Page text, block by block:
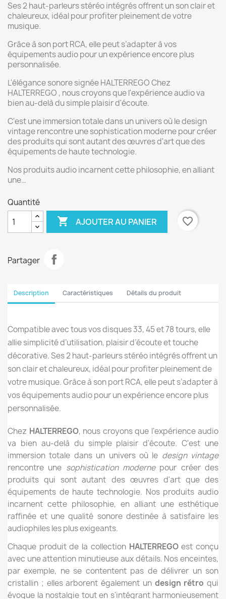
Ses 2 haut-parleurs stéréo intégrés offrent un son clair et
chaleureux, idéal pour profiter pleinement de votre
musique.
Grâce à son port RCA, elle peut s’adapter à vos
équipements audio pour un expérience encore plus
personnalisée.
L'élégance sonore signée HALTERREGO Chez
HALTERREGO , nous croyons que l'expérience audio va
bien au-delà du simple plaisir d'écoute.
C'est une immersion totale dans un univers où le design
vintage rencontre une sophistication moderne pour créer
des produits qui sont autant des œuvres d'art que des
équipements de haute technologie.
Nos produits audio incarnent cette philosophie, en alliant
une…
Quantité
 AJOUTER AU PANIER favorite_border
Partager
Description Caractéristiques Détails du produit
Compatible avec tous vos disques 33, 45 et 78 tours, elle
allie simplicité d’utilisation, plaisir d’écoute et touche
décorative. Ses 2 haut-parleurs stéréo intégrés offrent un
son clair et chaleureux, idéal pour profiter pleinement de
votre musique. Grâce à son port RCA, elle peut s’adapter à
vos équipements audio pour un expérience encore plus
personnalisée.
Chez HALTERREGO, nous croyons que l'expérience audio
va bien au-delà du simple plaisir d'écoute. C'est une
immersion totale dans un univers où le design vintage
rencontre une sophistication modernepour créer des
produits qui sont autant des œuvres d'art que des
équipements de haute technologie. Nos produits audio
incarnent cette philosophie, en alliant une esthétique
raffinée et une qualité sonore destinée à satisfaire les
audiophiles les plus exigeants.
Chaque produit de la collection HALTERREGOest conçu
avec une attention minutieuse aux détails. Nos enceintes,
par exemple, ne se contentent pas de délivrer un son
cristallin ; elles arborent également un design rétro qui
évoque la nostalgie tout en s'intégrant harmonieusement